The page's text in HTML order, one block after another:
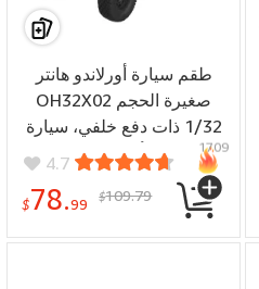
طقم سيارة أورلاندو هانتر
OH32X02 صغيرة الحجم
1/32 ذات دفع خلفي، سيارة
دفع رباعي، أجزاء غير مجمعة،
أنابيب، قفص دوار صغير،
كأس متحرك، ألعاب تسلق
4.7
$78.99 $109.79
1709